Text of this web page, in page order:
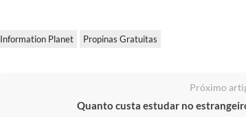
Information Planet Propinas Gratuitas
Próximo
Quanto custa estudar no